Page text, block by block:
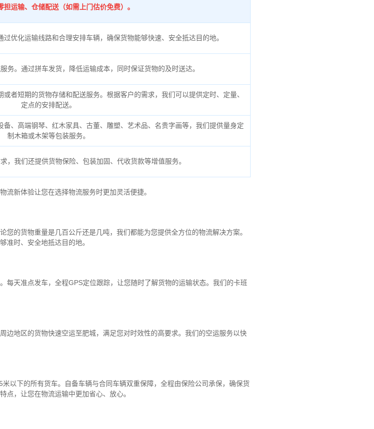
担运输、仓储配送（如需上门估价免费）。
优化运输线路和合理安排车辆，确保货物能够快速、安全抵达目的地。
务。通过拼车发货，降低运输成本，同时保证货物的及时送达。
者短期的货物存储和配送服务。根据客户的需求，我们可以提供定时、定量、
定点的安排配送。
、高端钢琴、红木家具、古董、雕塑、艺术品、名贵字画等，我们提供量身定
制木箱或木架等包装服务。
，我们还提供货物保险、包装加固、代收货款等增值服务。
流新体验让您在选择物流服务时更加灵活便捷。
的货物重量是几百公斤还是几吨，我们都能为您提供全方位的物流解决方案。
准时、安全地抵达目的地。
每天准点发车，全程GPS定位跟踪，让您随时了解货物的运输状态。我们的卡班
边地区的货物快速空运至肥城，满足您对时效性的高要求。我们的空运服务以快
以下的所有货车。自备车辆与合同车辆双重保障，全程由保险公司承保，确保货
点，让您在物流运输中更加省心、放心。